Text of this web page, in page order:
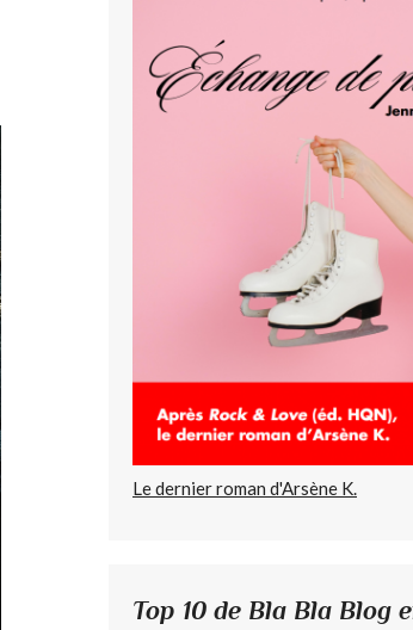
Le dernier roman d'Arsène K.
Top 10 de Bla Bla Blog